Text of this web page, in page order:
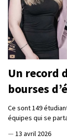
Un record
bourses
Ce sont 149
équipes qui se
— 13 avril 2026